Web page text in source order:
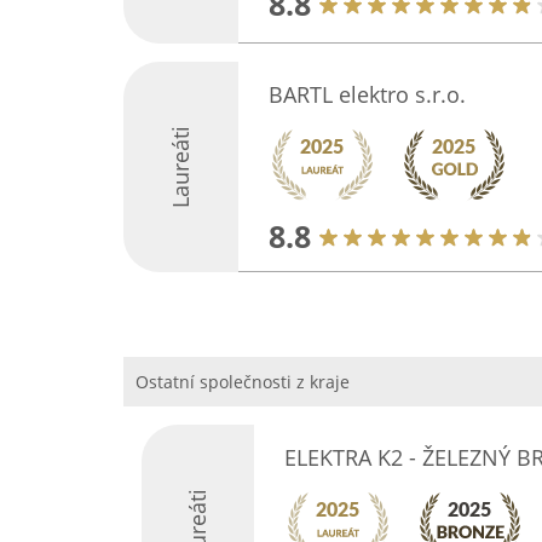
Laureáti
BARTL elektro s.r.o.
8.8
Ostatní společnosti z kraje
ELEKTRA K2 - ŽELEZNÝ